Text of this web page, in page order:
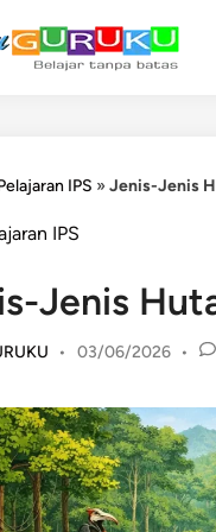
IPS »Jenis-Jenis
IPS
Jenis
• 03/06/2026 •